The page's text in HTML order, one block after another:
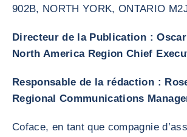
902B, NORTH YORK, ONTARIO
Directeur de la Publication :
North America Region Chief
Responsable de la rédaction :
Regional Communications
Coface, en tant que compagnie